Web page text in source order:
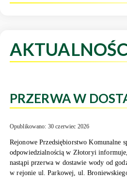
PRZERWA W
Opublikowano: 30 czerwiec 2026
Rejonowe Przedsiębiorstwo Komunalne
odpowiedzialnością w Złotoryi
nastąpi przerwa w dostawie wody od
w rejonie ul. Parkowej, ul.